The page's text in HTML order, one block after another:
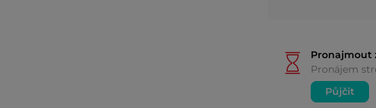
Pronajmout
Pronájem
Půjčit